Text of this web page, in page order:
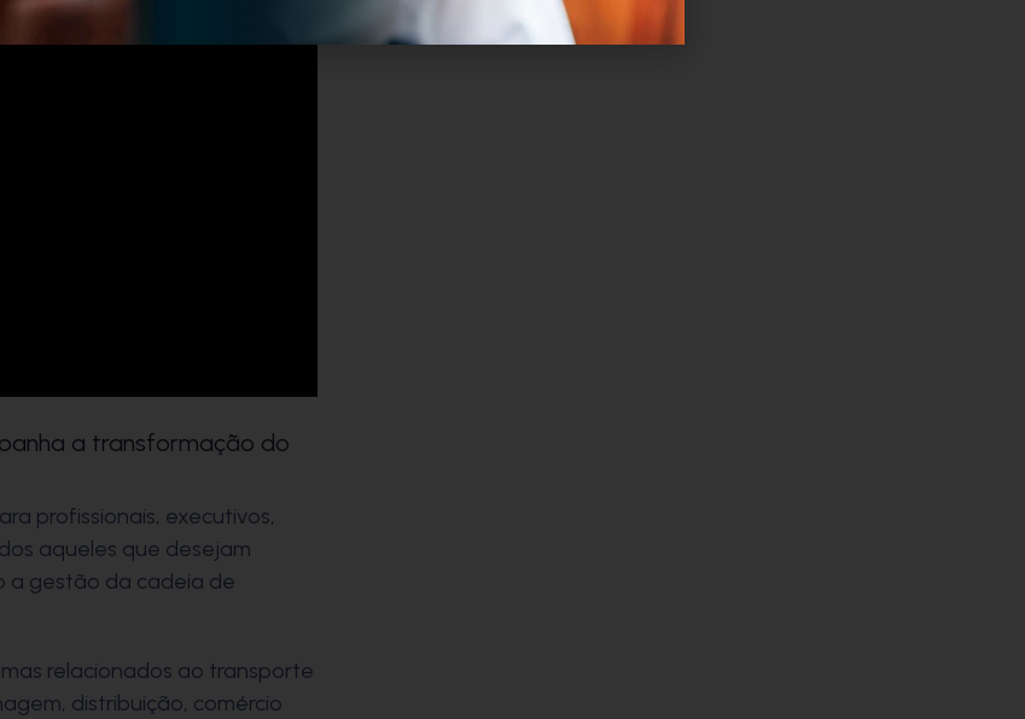
a transformação do
profissionais, executivos,
aqueles que desejam
a gestão da cadeia de
relacionados ao transporte
distribuição, comércio